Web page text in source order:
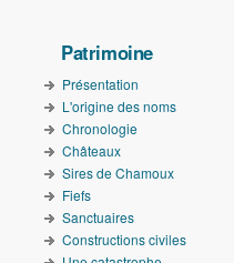
Patrimoine
Présentation
L'origine des noms
Chronologie
Châteaux
Sires de Chamoux
Fiefs
Sanctuaires
Constructions civiles